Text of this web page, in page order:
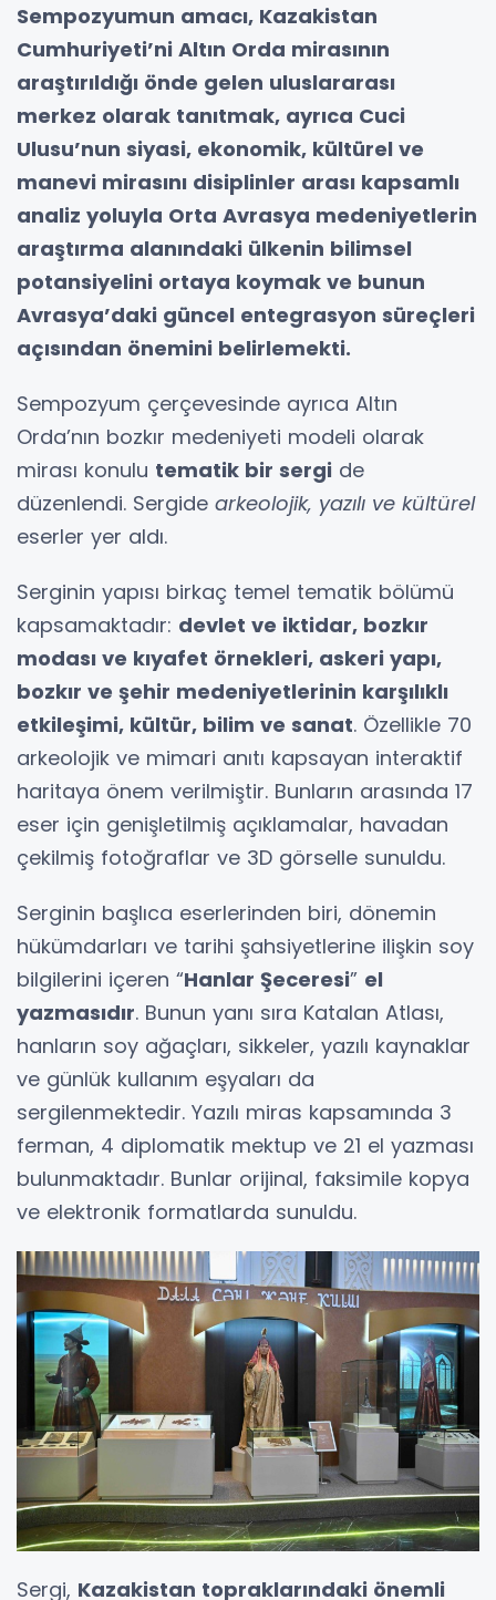
Sempozyumun amacı, Kazakistan
Cumhuriyeti’ni Altın Orda mirasının
araştırıldığı önde gelen uluslararası
merkez olarak tanıtmak, ayrıca Cuci
Ulusu’nun siyasi, ekonomik, kültürel ve
manevi mirasını disiplinler arası kapsamlı
analiz yoluyla Orta Avrasya medeniyetlerin
araştırma alanındaki ülkenin bilimsel
potansiyelini ortaya koymak ve bunun
Avrasya’daki güncel entegrasyon süreçleri
açısından önemini belirlemekti.
Sempozyum çerçevesinde ayrıca Altın
Orda’nın bozkır medeniyeti modeli olarak
mirası konulu tematik bir sergi de
düzenlendi. Sergide arkeolojik, yazılı ve kültürel
eserler yer aldı.
Serginin yapısı birkaç temel tematik bölümü
kapsamaktadır: devlet ve iktidar, bozkır
modası ve kıyafet örnekleri, askeri yapı,
bozkır ve şehir medeniyetlerinin karşılıklı
etkileşimi, kültür, bilim ve sanat. Özellikle 70
arkeolojik ve mimari anıtı kapsayan interaktif
haritaya önem verilmiştir. Bunların arasında 17
eser için genişletilmiş açıklamalar, havadan
çekilmiş fotoğraflar ve 3D görselle sunuldu.
Serginin başlıca eserlerinden biri, dönemin
hükümdarları ve tarihi şahsiyetlerine ilişkin soy
bilgilerini içeren “Hanlar Şeceresi” el
yazmasıdır. Bunun yanı sıra Katalan Atlası,
hanların soy ağaçları, sikkeler, yazılı kaynaklar
ve günlük kullanım eşyaları da
sergilenmektedir. Yazılı miras kapsamında 3
ferman, 4 diplomatik mektup ve 21 el yazması
bulunmaktadır. Bunlar orijinal, faksimile kopya
ve elektronik formatlarda sunuldu.
Sergi, Kazakistan topraklarındaki önemli